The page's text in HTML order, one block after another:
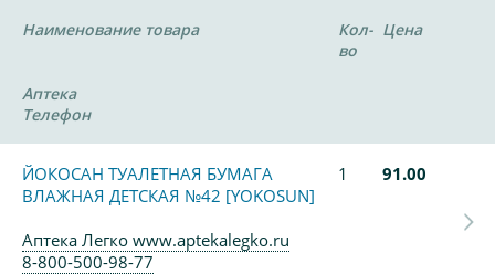
Наименование товара
Кол-
во
Цена
Аптека
Телефон
ЙОКОСАН ТУАЛЕТНАЯ БУМАГА
ВЛАЖНАЯ ДЕТСКАЯ №42 [YOKOSUN]
1 91.00
Аптека Легко www.aptekalegko.ru
8-800-500-98-77